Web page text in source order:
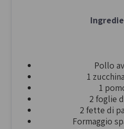
Pollo
1
1
2 foglie
2 fette di
Formaggio